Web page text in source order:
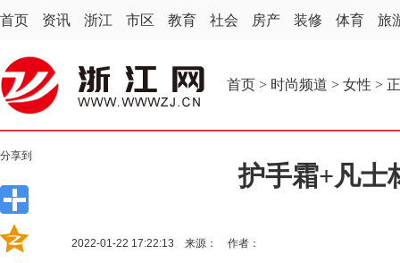
首页 资讯 浙江 市区 教育 社会 房产 装修 体育 旅
首页 > 时尚频道 > 女性 >
分享到
护手霜+凡士
2022-01-22 17:22:13 来源： 作者：